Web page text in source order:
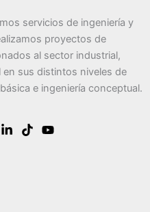
servicios de ingeniería y
proyectos de
al sector industrial,
en sus distintos niveles de
e ingeniería conceptual.